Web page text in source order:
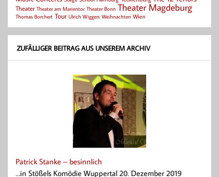
Theater Theater am Marientor Theater Bonn Theater Magdeburg
Thomas Borchert Tour Ulrich Wiggers Weihnachten Wien
ZUFÄLLIGER BEITRAG AUS UNSEREM ARCHIV
Patrick Stanke – besinnlich
…in Stößels Komödie Wuppertal 20. Dezember 2019